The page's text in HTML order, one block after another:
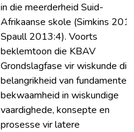
in die meerderheid Suid-
Afrikaanse skole (Simkins
Spaull 2013:4). Voorts
beklemtoon die KBAV
Grondslagfase vir wiskunde die
belangrikheid van fundamentele
bekwaamheid in wiskundige
vaardighede, konsepte en
prosesse vir latere